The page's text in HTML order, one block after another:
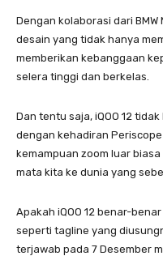
Dengan kolaborasi dari BMW
desain yang tidak hanya
memberikan kebanggaan
selera tinggi dan berkelas.
Dan tentu saja, iQOO 12
dengan kehadiran
kemampuan zoom luar
mata kita ke dunia yang
Apakah iQOO 12 benar-
seperti tagline yang
terjawab pada 7 Desember